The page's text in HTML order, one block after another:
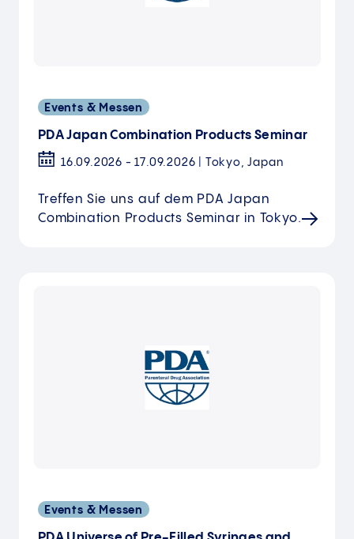
Events & Messen
PDA Japan Combination Products Seminar
16.09.2026 - 17.09.2026 | Tokyo, Japan
Treffen Sie uns auf dem PDA Japan
Combination Products Seminar in Tokyo.
Events & Messen